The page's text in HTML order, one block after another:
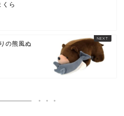
くら
の熊風ぬ